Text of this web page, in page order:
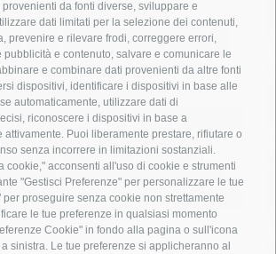
da fonti diverse, sviluppare e
dati limitati per la selezione dei contenuti,
prevenire e rilevare frodi, correggere errori,
pubblicità e contenuto, salvare e comunicare le
e combinare dati provenienti da altre fonti
dispositivi, identificare i dispositivi in base alle
automaticamente, utilizzare dati di
riconoscere i dispositivi in base a
attivamente. Puoi liberamente prestare, rifiutare o
senza incorrere in limitazioni sostanziali.
cookie," acconsenti all'uso di cookie e strumenti
"Gestisci Preferenze" per personalizzare le tue
per proseguire senza cookie non strettamente
le tue preferenze in qualsiasi momento
Cookie" in fondo alla pagina o sull'icona
sinistra. Le tue preferenze si applicheranno al
covid-19 eav
elezioni
gori guardia costiera
incidente
mare
massa lubrense
Meta napoli
ordinanza
piano di sorrento
polizia municipale
Regione Campania
sant'agnello
sorrento studenti temporali
treni
villa fiorentino vincenzo de luca